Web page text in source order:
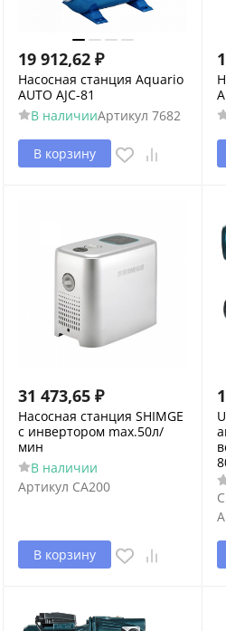
19 912,62 ₽
Насосная станция Aquario
AUTO AJC-81
В наличииАртикул 7682
В корзину
31 473,65 ₽
Насосная станция SHIMGE
с инвертором max.50л/
мин
В наличии
Артикул CA200
В корзину